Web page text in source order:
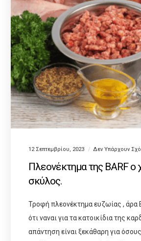
12 Σεπτεμβρίου, 2023 Δεν Υπάρχουν
Πλεονέκτημα της BARF ο
σκύλος.
Τροφή πλεονέκτημα ευζωίας , άρα
ότι ναναι για τα κατοικίδια της
απάντηση είναι ξεκάθαρη για